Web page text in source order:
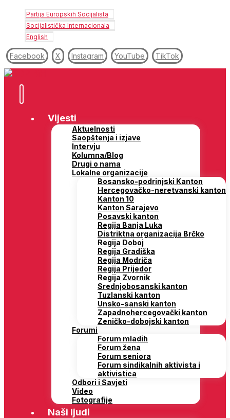
Partija Europskih Socijalista
Socijalistička Internacionala
English
Facebook X Instagram YouTube TikTok
Vijesti
Aktuelnosti
Saopštenja i izjave
Intervju
Kolumna/Blog
Drugi o nama
Lokalne organizacije
Bosansko-podrinjski Kanton
Hercegovačko-neretvanski kanton
Kanton 10
Kanton Sarajevo
Posavski kanton
Regija Banja Luka
Distriktna organizacija Brčko
Regija Doboj
Regija Gradiška
Regija Modriča
Regija Prijedor
Regija Zvornik
Srednjobosanski kanton
Tuzlanski kanton
Unsko-sanski kanton
Zapadnohercegovački kanton
Zeničko-dobojski kanton
Forumi
Forum mladih
Forum žena
Forum seniora
Forum sindikalnih aktivista i
aktivistica
Odbori i Savjeti
Video
Fotografije
Naši ljudi